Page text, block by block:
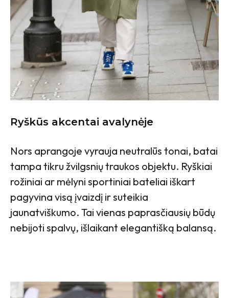
Ryškūs akcentai avalynėje
Nors aprangoje vyrauja neutralūs tonai, batai
tampa tikru žvilgsnių traukos objektu. Ryškiai
rožiniai ar mėlyni sportiniai bateliai iškart
pagyvina visą įvaizdį ir suteikia
jaunatviškumo. Tai vienas paprasčiausių būdų
nebijoti spalvų, išlaikant elegantišką balansą.